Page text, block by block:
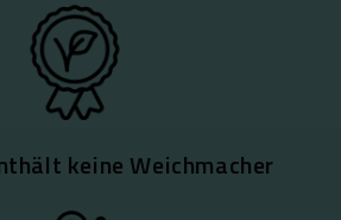
keine Weichmacher